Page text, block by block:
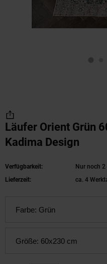
Läufer Orient Grün
Kadima Design
Verfügbarkeit:
Nur noch
Lieferzeit:
ca. 4
Farbe: Grün
Größe: 60x230 cm